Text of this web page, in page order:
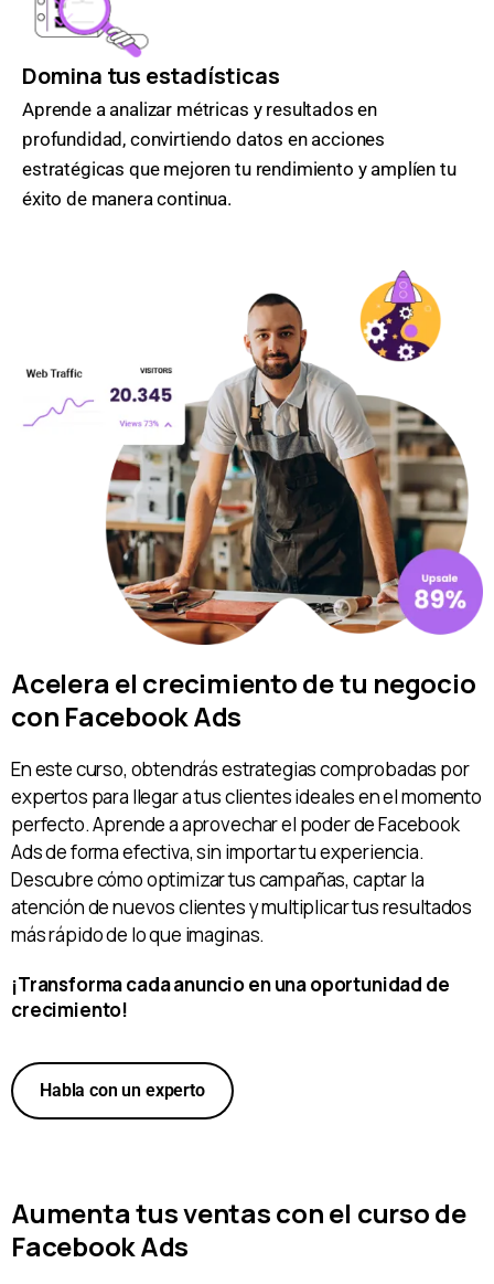
Domina tus estadísticas
Aprende a analizar métricas y resultados en
profundidad, convirtiendo datos en acciones
estratégicas que mejoren tu rendimiento y amplíen tu
éxito de manera continua.
Acelera el crecimiento de tu negocio
con Facebook Ads
En este curso, obtendrás estrategias comprobadas por
expertos para llegar a tus clientes ideales en el momento
perfecto. Aprende a aprovechar el poder de Facebook
Ads de forma efectiva, sin importar tu experiencia.
Descubre cómo optimizar tus campañas, captar la
atención de nuevos clientes y multiplicar tus resultados
más rápido de lo que imaginas.
¡Transforma cada anuncio en una oportunidad de
crecimiento!
Habla con un experto
Aumenta tus ventas con el curso de
Facebook Ads